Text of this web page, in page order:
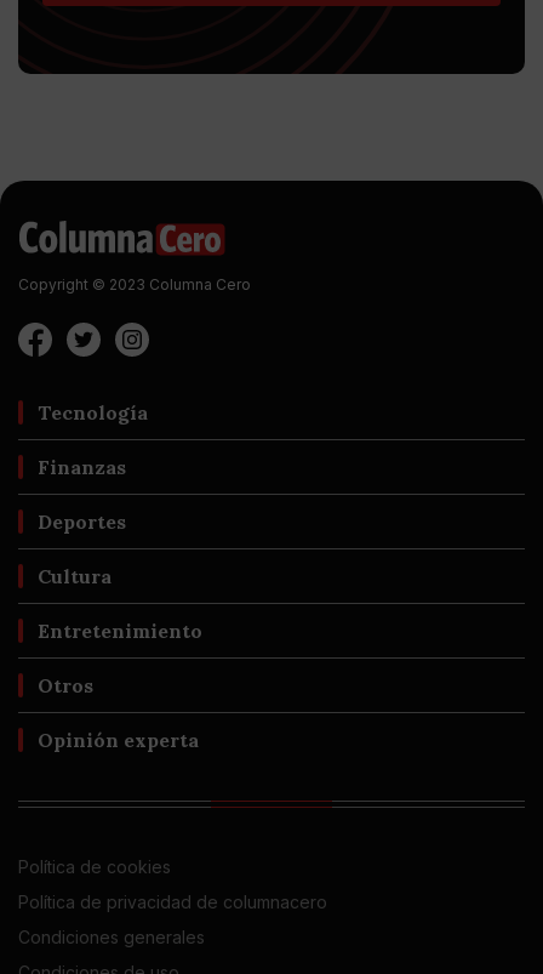
Copyright © 2023 Columna Cero
Tecnología
Finanzas
Deportes
Cultura
Entretenimiento
Otros
Opinión experta
Política de cookies
Política de privacidad de columnacero
Condiciones generales